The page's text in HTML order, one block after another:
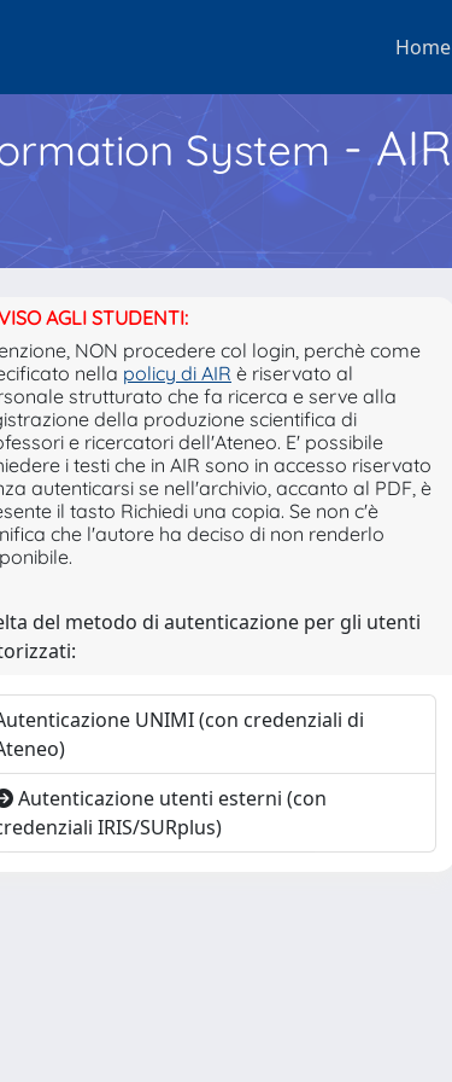
Home
System - AIR
AGLI STUDENTI:
NON procedere col login, perchè come
nella policy di AIR è riservato al
strutturato che fa ricerca e serve alla
della produzione scientifica di
e ricercatori dell'Ateneo. E' possibile
i testi che in AIR sono in accesso riservato
autenticarsi se nell'archivio, accanto al PDF, è
il tasto Richiedi una copia. Se non c'è
che l'autore ha deciso di non renderlo
del metodo di autenticazione per gli utenti
UNIMI (con credenziali di
Autenticazione utenti esterni (con
IRIS/SURplus)